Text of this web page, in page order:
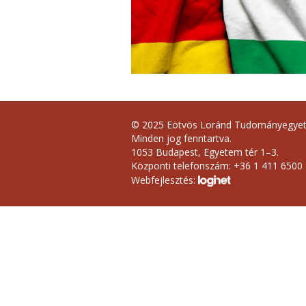
© 2025 Eötvös Loránd
Minden jog fenntartva.
1053 Budapest, Egyetem tér 1–3.
Központi telefonszám: +36 1 411 6500
Webfejlesztés: